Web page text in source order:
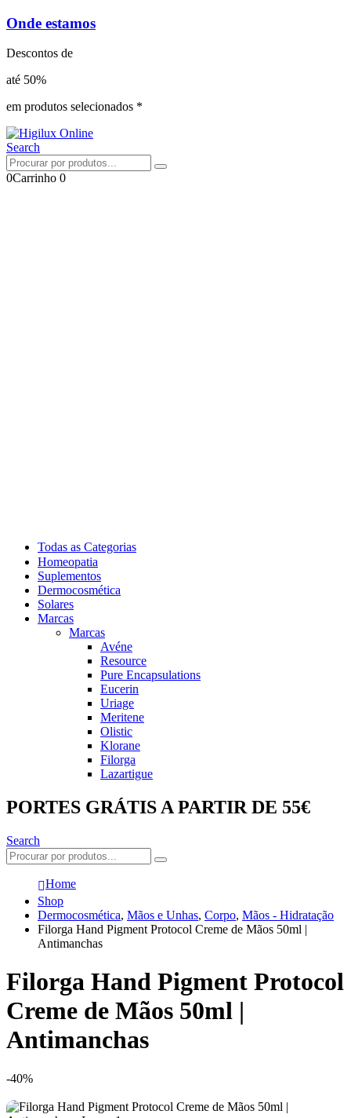
Onde estamos
Descontos de
até 50%
em produtos selecionados *
Search
0Carrinho 0
Todas as Categorias
Homeopatia
Suplementos
Dermocosmética
Solares
Marcas
Marcas
Avéne
Resource
Pure Encapsulations
Eucerin
Uriage
Meritene
Olistic
Klorane
Filorga
Lazartigue
PORTES GRÁTIS A PARTIR DE 55€
Search
Home
Shop
Dermocosmética, Mãos e Unhas, Corpo, Mãos - Hidratação
Filorga Hand Pigment Protocol Creme de Mãos 50ml |
Antimanchas
Filorga Hand Pigment Protocol
Creme de Mãos 50ml |
Antimanchas
-40%